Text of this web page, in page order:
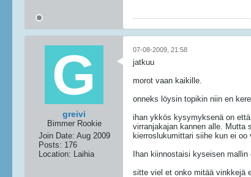
greivi
Bimmer Rookie
Join Date: Aug 2009
Posts: 176
Location: Laihia
07-08-2009, 21:58
jatkuu
morot vaan kaikille.
onneks löysin topikin niin en
ihan ykkös kysymyksenä on
virranjakajan kannen alle.
kierroslukumittari siihe kun ei
Ihan kiinnostaisi kyseisen
sitte viel et onko mitää vinkkejä